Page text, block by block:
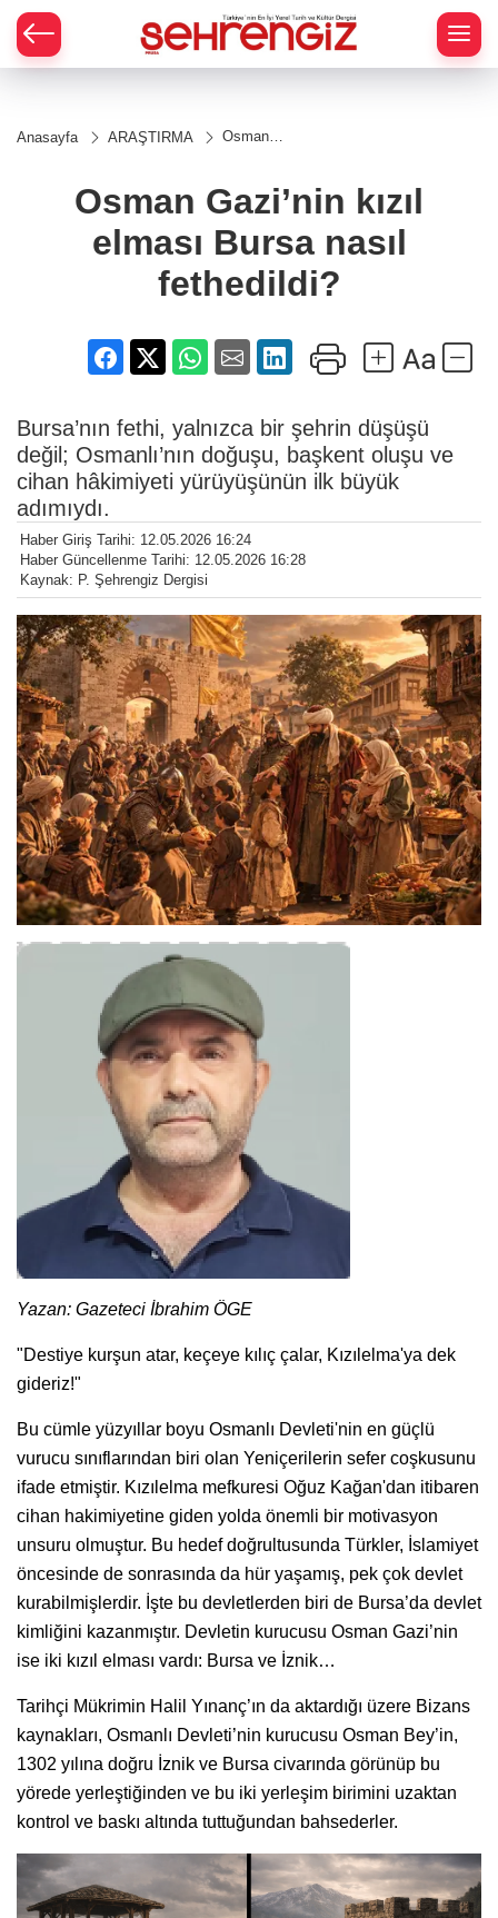
Anasayfa ARAŞTIRMA
Osman
elması
Bursa
fethedildi?
Osman Gazi’nin kızıl
elması Bursa nasıl
fethedildi?
Bursa’nın fethi, yalnızca bir şehrin düşüşü
değil; Osmanlı’nın doğuşu, başkent oluşu ve
cihan hâkimiyeti yürüyüşünün ilk büyük
adımıydı.
Haber Giriş Tarihi: 12.05.2026 16:24
Haber Güncellenme Tarihi: 12.05.2026 16:28
Kaynak: P. Şehrengiz Dergisi
Yazan: Gazeteci İbrahim ÖGE
"Destiye kurşun atar, keçeye kılıç çalar, Kızılelma'ya dek
gideriz!"
Bu cümle yüzyıllar boyu Osmanlı Devleti'nin en güçlü
vurucu sınıflarından biri olan Yeniçerilerin sefer coşkusunu
ifade etmiştir. Kızılelma mefkuresi Oğuz Kağan'dan itibaren
cihan hakimiyetine giden yolda önemli bir motivasyon
unsuru olmuştur. Bu hedef doğrultusunda Türkler, İslamiyet
öncesinde de sonrasında da hür yaşamış, pek çok devlet
kurabilmişlerdir. İşte bu devletlerden biri de Bursa’da devlet
kimliğini kazanmıştır. Devletin kurucusu Osman Gazi’nin
ise iki kızıl elması vardı: Bursa ve İznik…
Tarihçi Mükrimin Halil Yınanç’ın da aktardığı üzere Bizans
kaynakları, Osmanlı Devleti’nin kurucusu Osman Bey’in,
1302 yılına doğru İznik ve Bursa civarında görünüp bu
yörede yerleştiğinden ve bu iki yerleşim birimini uzaktan
kontrol ve baskı altında tuttuğundan bahsederler.